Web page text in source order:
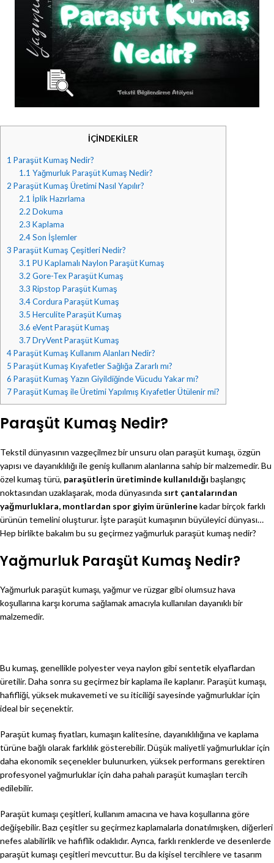
İÇİNDEKİLER
1 Paraşüt Kumaş Nedir?
1.1 Yağmurluk Paraşüt Kumaş Nedir?
2 Paraşüt Kumaş Üretimi Nasıl Yapılır?
2.1 İplik Hazırlama
2.2 Dokuma
2.3 Kaplama
2.4Son İşlemler
3 Paraşüt Kumaş Çeşitleri Nedir?
3.1 PU Kaplamalı Naylon Paraşüt Kumaş
3.2 Gore-Tex Paraşüt Kumaş
3.3 Ripstop Paraşüt Kumaş
3.4Cordura Paraşüt Kumaş
3.5 Herculite Paraşüt Kumaş
3.6 eVent Paraşüt Kumaş
3.7DryVent Paraşüt Kumaş
4Paraşüt Kumaş Kullanım Alanları Nedir?
5 Paraşüt Kumaş Kıyafetler Sağlığa Zararlı mı?
6 Paraşüt Kumaş Yazın Giyildiğinde Vücudu Yakar mı?
7Paraşüt Kumaş ile Üretimi Yapılmış Kıyafetler Ütülenir mi?
Paraşüt Kumaş Nedir?
Tekstil dünyasının vazgeçilmez bir unsuru olan paraşüt kumaşı, özgün
yapısı ve dayanıklılığı ile geniş kullanım alanlarına sahip bir malzemedir. Bu
özel kumaş türü, paraşütlerin üretiminde kullanıldığı başlangıç
noktasından uzaklaşarak, moda dünyasında sırt çantalarından
yağmurluklara, montlardan spor giyim ürünlerinekadar birçok farklı
ürünün temelini oluşturur. İşte paraşüt kumaşının büyüleyici dünyası…
Hep birlikte bakalım bu su geçirmez yağmurluk paraşüt kumaş nedir?
Yağmurluk Paraşüt Kumaş Nedir?
Yağmurluk paraşüt kumaşı, yağmur ve rüzgar gibi olumsuz hava
koşullarına karşı koruma sağlamak amacıyla kullanılan dayanıklı bir
malzemedir.
Bu kumaş, genellikle polyester veya naylon gibi sentetik elyaflardan
üretilir. Daha sonra su geçirmez bir kaplama ile kaplanır. Paraşüt kumaşı,
hafifliği, yüksek mukavemeti ve su iticiliği sayesinde yağmurluklar için
ideal bir seçenektir.
Paraşüt kumaş fiyatları, kumaşın kalitesine, dayanıklılığına ve kaplama
türüne bağlı olarak farklılık gösterebilir. Düşük maliyetli yağmurluklar için
daha ekonomik seçenekler bulunurken, yüksek performans gerektiren
profesyonel yağmurluklar için daha pahalı paraşüt kumaşları tercih
edilebilir.
Paraşüt kumaşı çeşitleri, kullanım amacına ve hava koşullarına göre
değişebilir. Bazı çeşitler su geçirmez kaplamalarla donatılmışken, diğerleri
nefes alabilirlik ve hafiflik odaklıdır. Ayrıca, farklı renklerde ve desenlerde
paraşüt kumaşı çeşitleri mevcuttur. Bu da kişisel tercihlere ve tasarım